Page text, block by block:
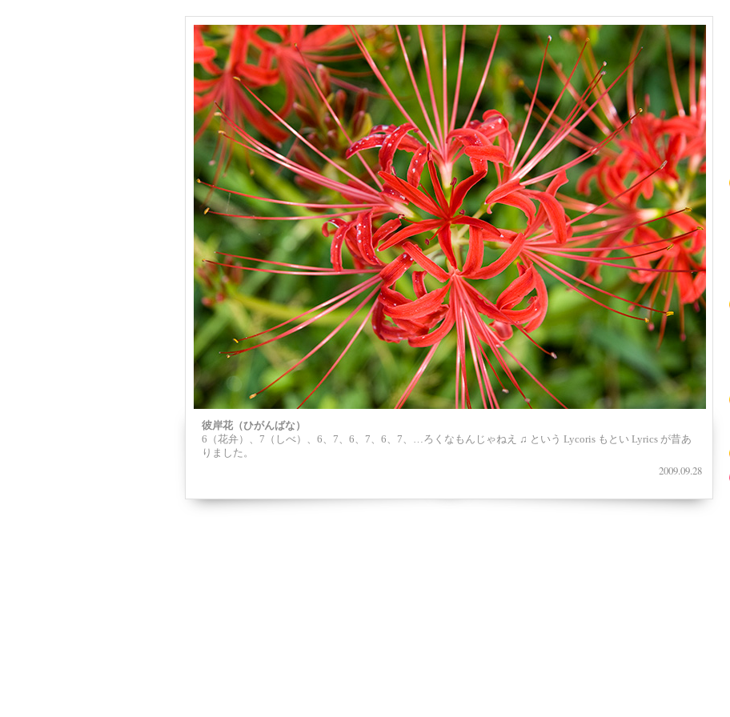
彼岸花（ひがんばな）
6（花弁）、7（しべ）、6、7、6、7、6、7、…ろくなもんじゃねえ ♫ という Lycoris もとい Lyrics が昔あ
りました。
2009.09.28